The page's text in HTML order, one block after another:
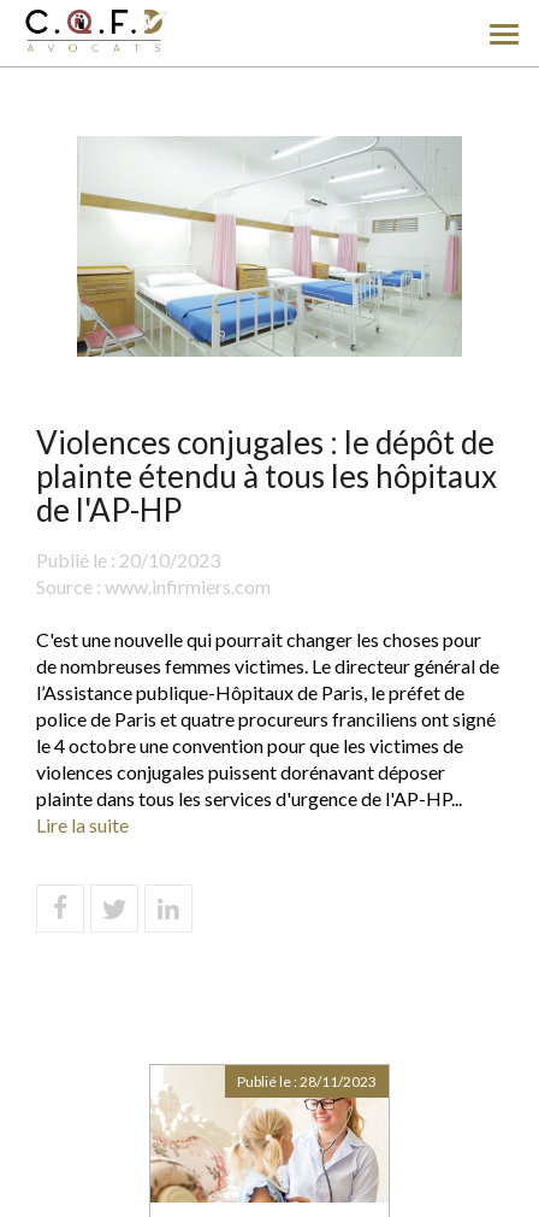
le
Violences conjugales : le dépôt de
plainte étendu à tous les hôpitaux
de l'AP-HP
Publié le : 20/10/2023
Source : www.infirmiers.com
C'est une nouvelle qui pourrait changer les choses pour
de nombreuses femmes victimes. Le directeur général de
l’Assistance publique-Hôpitaux de Paris, le préfet de
police de Paris et quatre procureurs franciliens ont signé
le 4 octobre une convention pour que les victimes de
violences conjugales puissent dorénavant déposer
plainte dans tous les services d'urgence de l'AP-HP...
Lire la suite
Publié le :28/11/2023